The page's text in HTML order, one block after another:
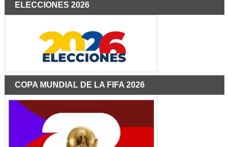
ELECCIONES 2026
COPA MUNDIAL DE LA FIFA 2026